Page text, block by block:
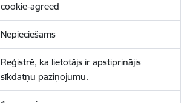
cookie-agreed
Nepieciešams
Reģistrē, ka lietotājs ir apstiprinājis
sīkdatņu paziņojumu.